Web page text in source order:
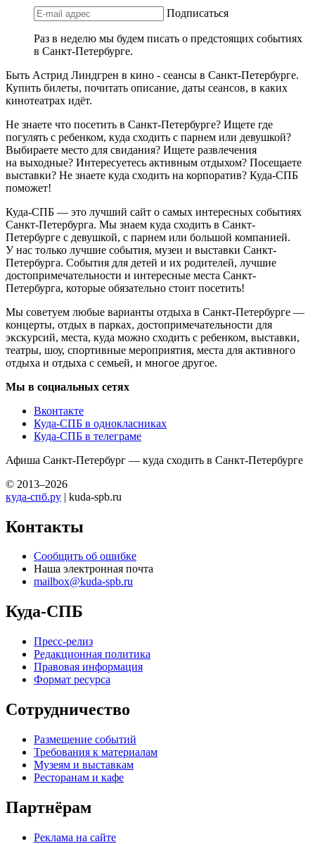
Подписаться
Раз в неделю мы будем писать о предстоящих событиях
в Санкт-Петербурге.
Быть Астрид Линдгрен в кино - сеансы в Санкт-Петербурге.
Купить билеты, почитать описание, даты сеансов, в каких
кинотеатрах идёт.
Не знаете что посетить в Санкт-Петербурге? Ищете где
погулять с ребенком, куда сходить с парнем или девушкой?
Выбираете место для свидания? Ищете развлечения
на выходные? Интересуетесь активным отдыхом? Посещаете
выставки? Не знаете куда сходить на корпоратив? Куда-СПБ
поможет!
Куда-СПБ — это лучший сайт о самых интересных событиях
Санкт-Петербурга. Мы знаем куда сходить в Санкт-
Петербурге с девушкой, с парнем или большой компанией.
У нас только лучшие события, музеи и выставки Санкт-
Петербурга. События для детей и их родителей, лучшие
достопримечательности и интересные места Санкт-
Петербурга, которые обязательно стоит посетить!
Мы советуем любые варианты отдыха в Санкт-Петербурге —
концерты, отдых в парках, достопримечательности для
экскурсий, места, куда можно сходить с ребенком, выставки,
театры, шоу, спортивные мероприятия, места для активного
отдыха и отдыха с семьей, и многое другое.
Мы в социальных сетях
Вконтакте
Куда-СПБ в однокласниках
Куда-СПБ в телеграме
Афиша Санкт-Петербург — куда сходить в Санкт-Петербурге
© 2013–2026
куда-спб.ру | kuda-spb.ru
Контакты
Сообщить об ошибке
Наша электронная почта
mailbox@kuda-spb.ru
Куда-СПБ
Пресс-релиз
Редакционная политика
Правовая информация
Формат ресурса
Сотрудничество
Размещение событий
Требования к материалам
Музеям и выставкам
Ресторанам и кафе
Партнёрам
Реклама на сайте